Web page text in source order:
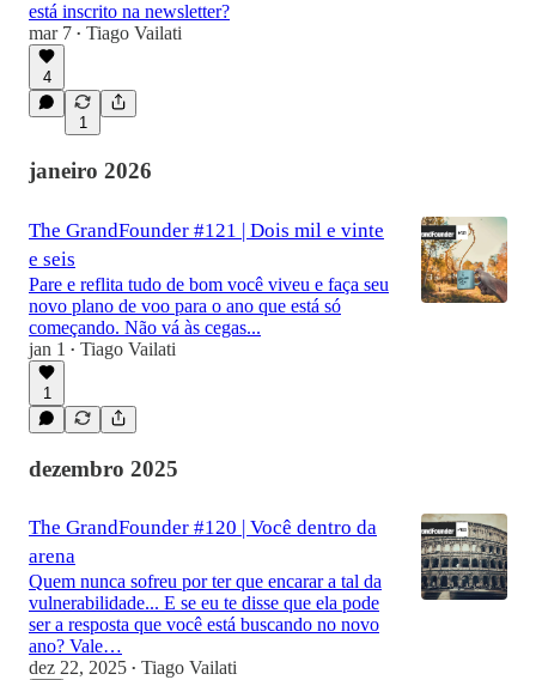
está inscrito na newsletter?
mar 7 • Tiago Vailati
4
1
janeiro 2026
The GrandFounder #121 | Dois mil e vinte
e seis
Pare e reflita tudo de bom você viveu e faça seu
novo plano de voo para o ano que está só
começando. Não vá às cegas...
jan 1
• Tiago Vailati
1
dezembro 2025
The GrandFounder #120 | Você dentro da
arena
Quem nunca sofreu por ter que encarar a tal da
vulnerabilidade... E se eu te disse que ela pode
ser a resposta que você está buscando no novo
ano? Vale…
dez 22, 2025 • Tiago Vailati